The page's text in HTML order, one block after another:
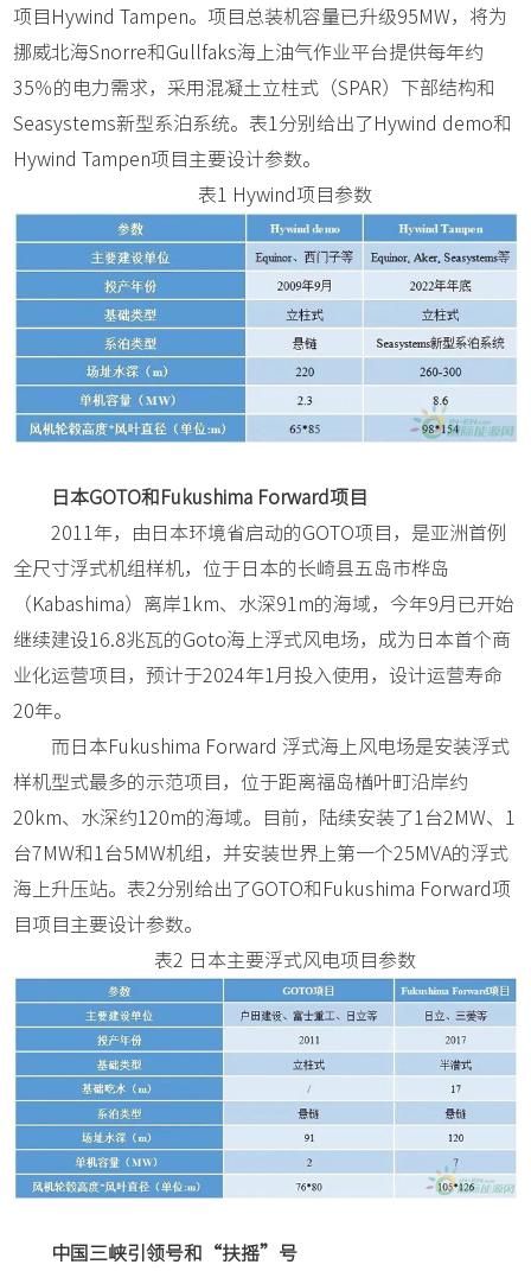
项目Hywind Tampen。项目总装机容量已升级95MW，将为
挪威北海Snorre和Gullfaks海上油气作业平台提供每年约
35％的电力需求，采用混凝土立柱式（SPAR）下部结构和
Seasystems新型系泊系统。表1分别给出了Hywind demo和
Hywind Tampen项目主要设计参数。
表1 Hywind项目参数
日本GOTO和Fukushima Forward项目
2011年，由日本环境省启动的GOTO项目，是亚洲首例
全尺寸浮式机组样机，位于日本的长崎县五岛市桦岛
（Kabashima）离岸1km、水深91m的海域，今年9月已开始
继续建设16.8兆瓦的Goto海上浮式风电场，成为日本首个商
业化运营项目，预计于2024年1月投入使用，设计运营寿命
20年。
而日本Fukushima Forward 浮式海上风电场是安装浮式
样机型式最多的示范项目，位于距离福岛楢叶町沿岸约
20km、水深约120m的海域。目前，陆续安装了1台2MW、1
台7MW和1台5MW机组，并安装世界上第一个25MVA的浮式
海上升压站。表2分别给出了GOTO和Fukushima Forward项
目项目主要设计参数。
表2 日本主要浮式风电项目参数
中国三峡引领号和“扶摇”号